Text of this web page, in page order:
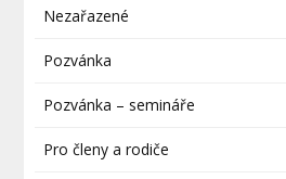
Nezařazené
Pozvánka
Pozvánka – semináře
Pro členy a rodiče